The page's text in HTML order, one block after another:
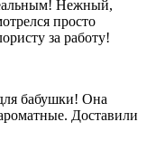
Нежный,
просто
за работу!
бабушки! Она
Доставили